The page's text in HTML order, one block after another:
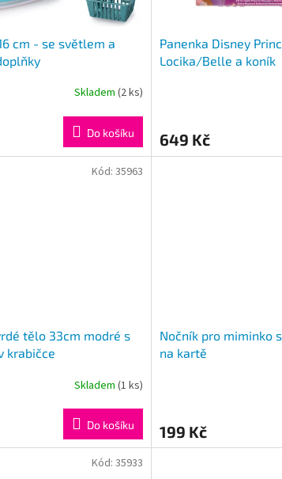
cm - se světlem a
Skladem (2 ks)
Do košíku
Panenka Disney
Locika/Belle a koník
649 Kč
tělo 33cm modré s
krabičce
Skladem (1 ks)
Do košíku
Kód: 35963
Nočník pro miminko
na kartě
199 Kč
Kód: 35933